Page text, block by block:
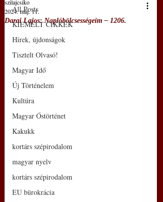
All Posts
KIEMELT CIKKEK
Hírek, újdonságok
Tisztelt Olvasó!
Magyar Idő
Új Történelem
Kultúra
Magyar Őstörténet
Kakukk
kortárs szépirodalom
magyar nyelv
kortárs szépirodalom
EU bürokrácia
Darai Lajos: Naplóbölcsességeim – 1206.
szilajcsiko
2024. máj. 11.